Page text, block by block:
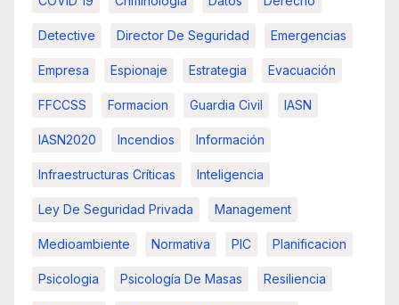
Detective Director De Seguridad Emergencias
Empresa Espionaje Estrategia Evacuación
FFCCSS Formacion Guardia Civil IASN
IASN2020 Incendios Información
Infraestructuras Críticas Inteligencia
Ley De Seguridad Privada Management
Medioambiente Normativa PIC Planificacion
Psicologia Psicología De Masas Resiliencia